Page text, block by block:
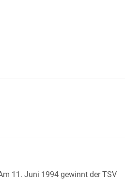
11. Juni 1994 gewinnt der TSV